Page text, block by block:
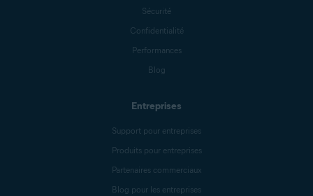
Sécurité
Confidentialité
Performances
Blog
Entreprises
Support pour entreprises
Produits pour entreprises
Partenaires commerciaux
Blog pour les entreprises